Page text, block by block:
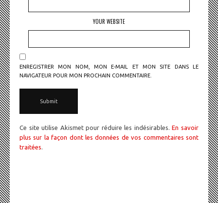
YOUR WEBSITE
ENREGISTRER MON NOM, MON E-MAIL ET MON SITE DANS LE
NAVIGATEUR POUR MON PROCHAIN COMMENTAIRE.
Ce site utilise Akismet pour réduire les indésirables.En savoir
plus sur la façon dont les données de vos commentaires sont
traitées.